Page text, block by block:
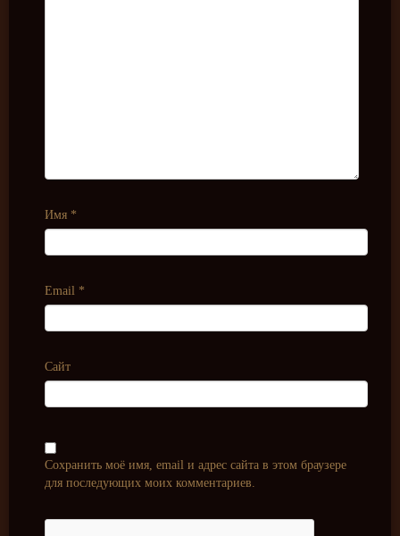
Имя *
Email *
Сайт
Сохранить моё имя, email и адрес сайта в этом браузере
для последующих моих комментариев.